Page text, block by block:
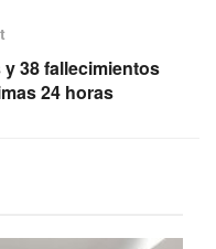
38 fallecimientos
24 horas